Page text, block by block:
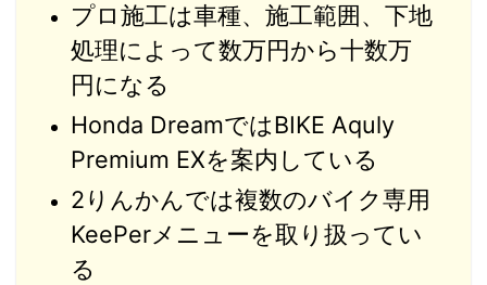
プロ施工は車種、施工範囲、下地
処理によって数万円から十数万
円になる
Honda DreamではBIKE Aquly
Premium EXを案内している
2りんかんでは複数のバイク専用
KeePerメニューを取り扱ってい
る